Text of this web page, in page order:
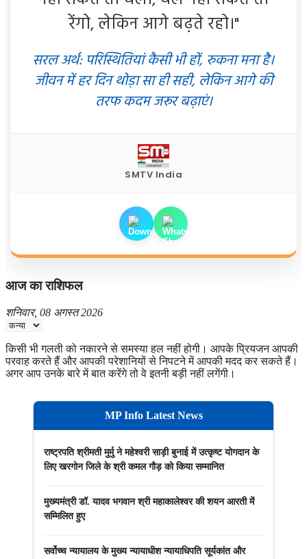
रेंगो, लेकिन आगे बढ़ते रहो।"
सरल अर्थ: परिस्थितियां कैसी भी हों, रुकना मना है।
जीवन में हर दिन थोड़ा सा ही सही, लेकिन आगे की
तरफ कदम जरूर बढ़ाएं।
SMTV India
आज का राशिफल
शनिवार, 08 अगस्त 2026
किसी भी गलती को नकारने से समस्या हल नहीं होगी। आपके प्रियजन आपकी
परवाह करते हैं और आपकी परेशानियों से निपटने में आपकी मदद कर सकते हैं।
अगर आप उनके बारे में बात करेंगे तो वे इतनी बड़ी नहीं लगेंगी।
MP Info Latest News
राष्ट्रपति श्रीमती मुर्मु ने महेश्वरी साड़ी बुनाई में उत्कृष्ट योगदान के
लिए खरगोन जिले के श्री कमल गौड़ को किया सम्मानित
मुख्यमंत्री डॉ. यादव भगवान श्री महाकालेश्‍वर की शयन आरती में
सम्मिलित हुए
सर्वोच्च न्यायालय के मुख्‍य न्‍यायाधीश न्यायाधिपति सूर्यकांत और